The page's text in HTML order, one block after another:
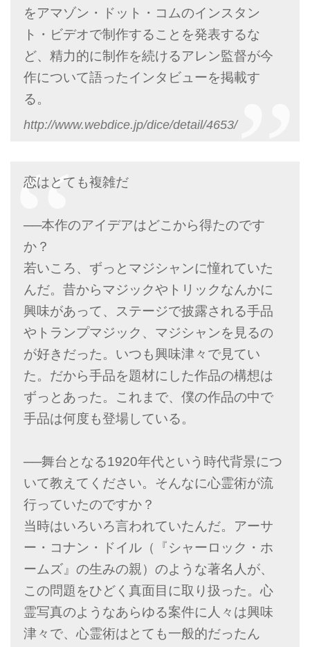
をアマゾン・ドット・コムのインスタン
ト・ビデオで制作することを発表するな
ど、精力的に制作を続けるアレン監督が今
作について語ったインタビューを掲載す
る。
http://www.webdice.jp/dice/detail/4653/
恋はとても複雑だ
──本作のアイデアはどこから得たのです
か？
若いころ、ずっとマジシャンに憧れていた
んだ。昔からマジックやトリックなんかに
興味があって、ステージで披露される手品
やトランプマジック、マジシャンを見るの
が好きだった。いつも興味津々で見てい
た。だから手品を題材にした作品の構想は
ずっとあった。これまで、僕の作品の中で
手品は何度も登場している。
──舞台となる1920年代という時代背景につ
いて教えてください。そんなに心霊術が流
行っていたのですか？
当時はいろいろ言われていたんだ。アーサ
ー・コナン・ドイル（『シャーロック・ホ
ームズ』の生みの親）のような著名人が、
この問題をひどく真面目に取り扱った。心
霊写真のようなあらゆる案件に人々は興味
津々で、心霊術はとても一般的だったん